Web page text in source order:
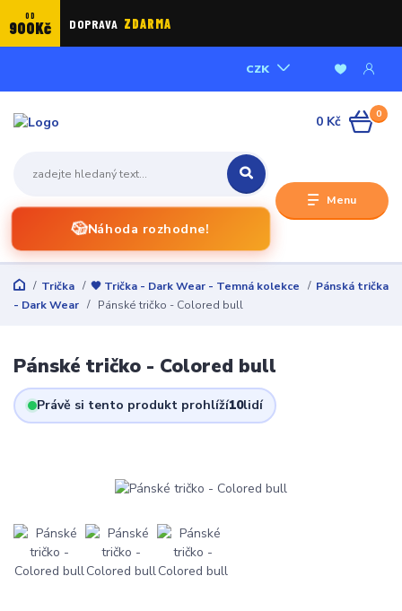
OD
900Kč DOPRAVA ZDARMA
Menu
CZK
🎲Náhoda rozhodne!
0
0 Kč
Trička 🖤 Trička - Dark Wear - Temná kolekce
Pánská trička
- Dark Wear
Pánské tričko - Colored bull
Pánské tričko - Colored bull
Právě si tento produkt prohlíží10lidí